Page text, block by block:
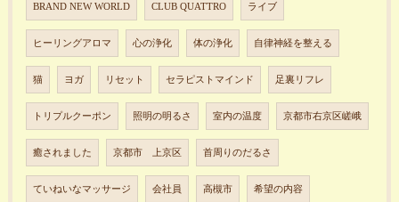
BRAND NEW WORLD CLUB QUATTRO ライブ
ヒーリングアロマ 心の浄化 体の浄化 自律神経を整える
猫 ヨガ リセット セラピストマインド 足裏リフレ
トリプルクーポン 照明の明るさ 室内の温度 京都市右京区嵯峨
癒されました 京都市 上京区 首周りのだるさ
ていねいなマッサージ 会社員 高槻市 希望の内容